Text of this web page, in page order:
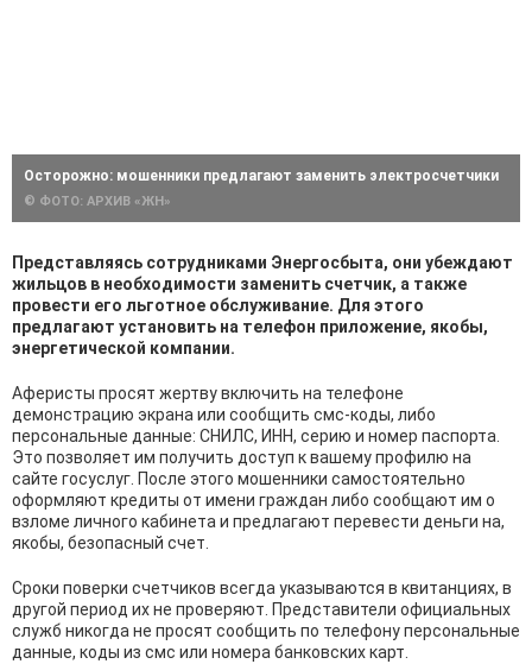
Осторожно: мошенники предлагают заменить электросчетчики
© ФОТО: АРХИВ «ЖН»
Представляясь сотрудниками Энергосбыта, они убеждают
жильцов в необходимости заменить счетчик, а также
провести его льготное обслуживание. Для этого
предлагают установить на телефон приложение, якобы,
энергетической компании.
Аферисты просят жертву включить на телефоне
демонстрацию экрана или сообщить смс-коды, либо
персональные данные: СНИЛС, ИНН, серию и номер паспорта.
Это позволяет им получить доступ к вашему профилю на
сайте госуслуг. После этого мошенники самостоятельно
оформляют кредиты от имени граждан либо сообщают им о
взломе личного кабинета и предлагают перевести деньги на,
якобы, безопасный счет.
Сроки поверки счетчиков всегда указываются в квитанциях, в
другой период их не проверяют. Представители официальных
служб никогда не просят сообщить по телефону персональные
данные, коды из смс или номера банковских карт.